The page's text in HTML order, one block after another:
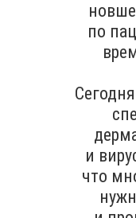
по
и
что